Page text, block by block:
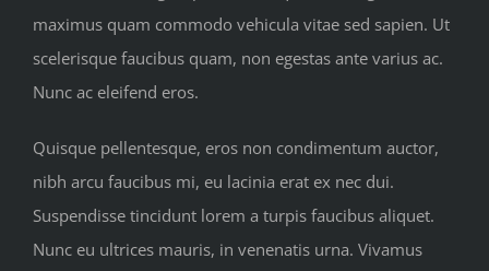
maximus quam commodo vehicula vitae sed sapien. Ut
scelerisque faucibus quam, non egestas ante varius ac.
Nunc ac eleifend eros.
Quisque pellentesque, eros non condimentum auctor,
nibh arcu faucibus mi, eu lacinia erat ex nec dui.
Suspendisse tincidunt lorem a turpis faucibus aliquet.
Nunc eu ultrices mauris, in venenatis urna. Vivamus